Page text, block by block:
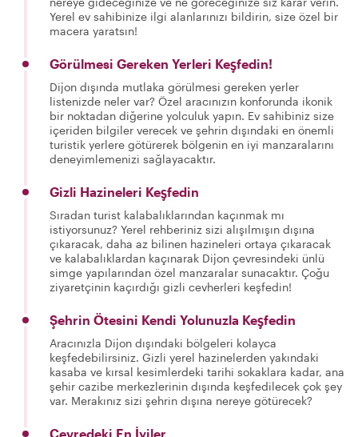
Yerel ev sahibinize ilgi alanlarınızı bildirin, size özel bir
macera yaratsın!
Görülmesi Gereken Yerleri Keşfedin!
Dijon dışında mutlaka görülmesi gereken yerler
listenizde neler var? Özel aracınızın konforunda ikonik
bir noktadan diğerine yolculuk yapın. Ev sahibiniz size
içeriden bilgiler verecek ve şehrin dışındaki en önemli
turistik yerlere götürerek bölgenin en iyi manzaralarını
deneyimlemenizi sağlayacaktır.
Gizli Hazineleri Keşfedin
Sıradan turist kalabalıklarından kaçınmak mı
istiyorsunuz? Yerel rehberiniz sizi alışılmışın dışına
çıkaracak, daha az bilinen hazineleri ortaya çıkaracak
ve kalabalıklardan kaçınarak Dijon çevresindeki ünlü
simge yapılarından özel manzaralar sunacaktır. Çoğu
ziyaretçinin kaçırdığı gizli cevherleri keşfedin!
Şehrin Ötesini Kendi Yolunuzla Keşfedin
Aracınızla Dijon dışındaki bölgeleri kolayca
keşfedebilirsiniz. Gizli yerel hazinelerden yakındaki
kasaba ve kırsal kesimlerdeki tarihi sokaklara kadar, ana
şehir cazibe merkezlerinin dışında keşfedilecek çok şey
var. Merakınız sizi şehrin dışına nereye götürecek?
Çevredeki En İyiler